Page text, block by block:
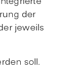
der
jeweils
soll.